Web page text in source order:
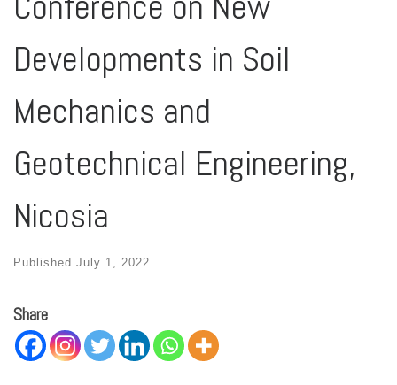
Developments in Soil
Mechanics and
Geotechnical Engineering,
Nicosia
Published July 1, 2022
Share